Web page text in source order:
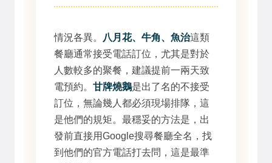
情況各異。 八月花、牛角、魚治這類
餐廳通常接受電話訂位，尤其是對於
人數較多的聚餐，建議提前一兩天致
電預約。 甘牌燒鵝是出了名的不接受
訂位，無論幾人都必須現場排隊，這
是他們的規矩。最穩妥的方法是，出
發前直接用Google搜尋餐廳全名，找
到他們的官方電話打去問，這是最準